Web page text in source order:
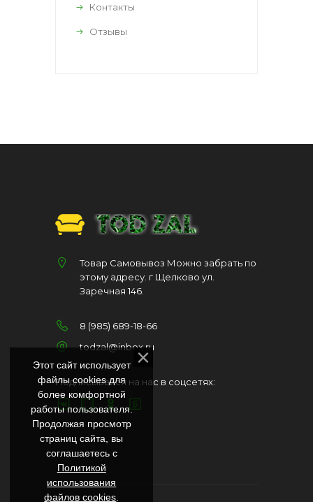
Контакты
Отзывы
Товар Самовывоз Можно забрать по
этому адресу. г Щелково ул.
Заречная 146.
8 (985) 689-18-66
todzal@inbox.ru
Подписывайся на нас в соцсетях:
Этот сайт использует
файлы cookies для
более комфортной
работы пользователя.
Продолжая просмотр
страниц сайта, вы
соглашаетесь с
Политикой
использования
файлов cookies